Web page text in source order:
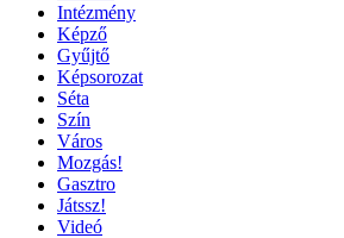
Intézmény
Képző
Gyűjtő
Képsorozat
Séta
Szín
Város
Mozgás!
Gasztro
Játssz!
Videó